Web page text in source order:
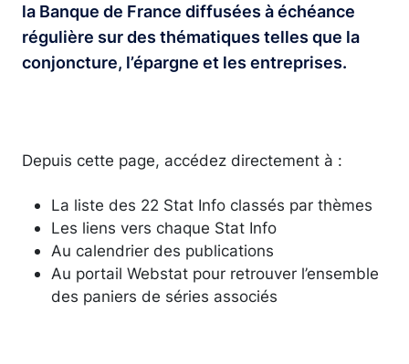
la Banque de France diffusées à échéance
régulière sur des thématiques telles que la
conjoncture, l’épargne et les entreprises.
Depuis cette page, accédez directement à :
La liste des 22 Stat Info classés par thèmes
Les liens vers chaque Stat Info
Au calendrier des publications
Au portail Webstat pour retrouver l’ensemble
des paniers de séries associés